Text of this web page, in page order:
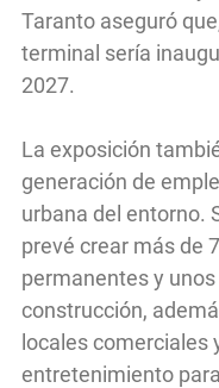
Taranto aseguró
terminal sería
2027.
La exposición
generación de
urbana del entorno.
prevé crear más de
permanentes y
construcción,
locales comerciales
entretenimiento